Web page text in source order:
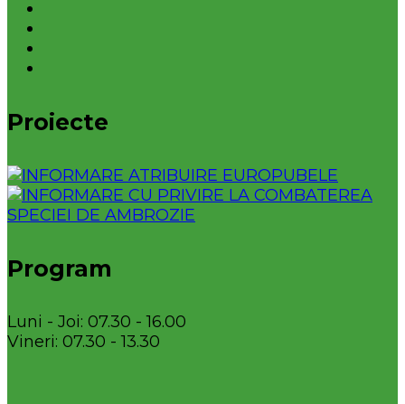
Proiecte
Program
Luni - Joi: 07.30 - 16.00
Vineri: 07.30 - 13.30